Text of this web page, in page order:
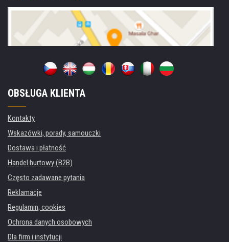
OBSŁUGA KLIENTA
Kontakty
Wskazówki, porady, samouczki
Dostawa i płatność
Handel hurtowy (B2B)
Często zadawane pytania
Reklamacje
Regulamin, cookies
Ochrona danych osobowych
Dla firm i instytucji